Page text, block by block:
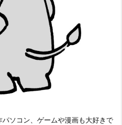
ソコン、ゲームや漫画も大好きで